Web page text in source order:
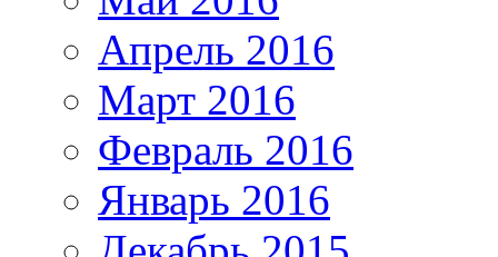
Апрель 2016
Март 2016
Февраль 2016
Январь 2016